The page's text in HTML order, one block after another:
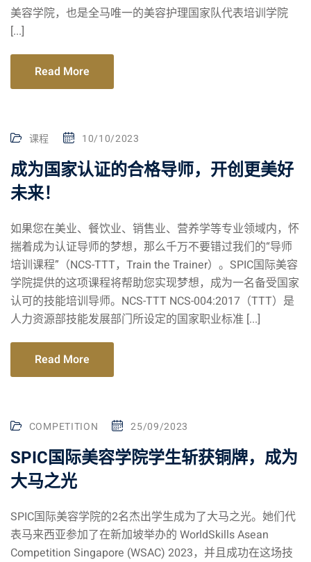
美容学院，也是全马唯一的美容护理国家队代表培训学院
[...]
Read More
课程 10/10/2023
成为国家认证的合格导师，开创更美好
未来！
如果您在美业、餐饮业、销售业、营养学等专业领域内，怀
揣着成为认证导师的梦想，那么千万不要错过我们的“导师
培训课程”（NCS-TTT，Train the Trainer）。SPIC国际美容
学院提供的这项课程将帮助您实现梦想，成为一名备受国家
认可的技能培训导师。NCS-TTT NCS-004:2017（TTT）是
人力资源部技能发展部门所设定的国家职业标准 [...]
Read More
COMPETITION 25/09/2023
SPIC国际美容学院学生斩获铜牌，成为
大马之光
SPIC国际美容学院的2名杰出学生成为了大马之光。她们代
表马来西亚参加了在新加坡举办的 WorldSkills Asean
Competition Singapore (WSAC) 2023，并且成功在这场技